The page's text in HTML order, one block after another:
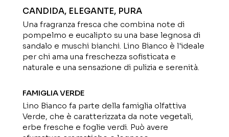
CANDIDA, ELEGANTE, PURA
Una fragranza fresca che combina note di
pompelmo e eucalipto su una base legnosa di
sandalo e muschi bianchi. Lino Bianco è l'ideale
per chi ama una freschezza sofisticata e
naturale e una sensazione di pulizia e serenità.
FAMIGLIA VERDE
Lino Bianco fa parte della famiglia olfattiva
Verde, che è caratterizzata da note vegetali,
erbe fresche e foglie verdi. Può avere